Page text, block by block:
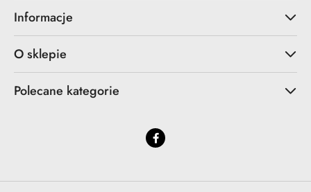
Informacje
O sklepie
Polecane kategorie